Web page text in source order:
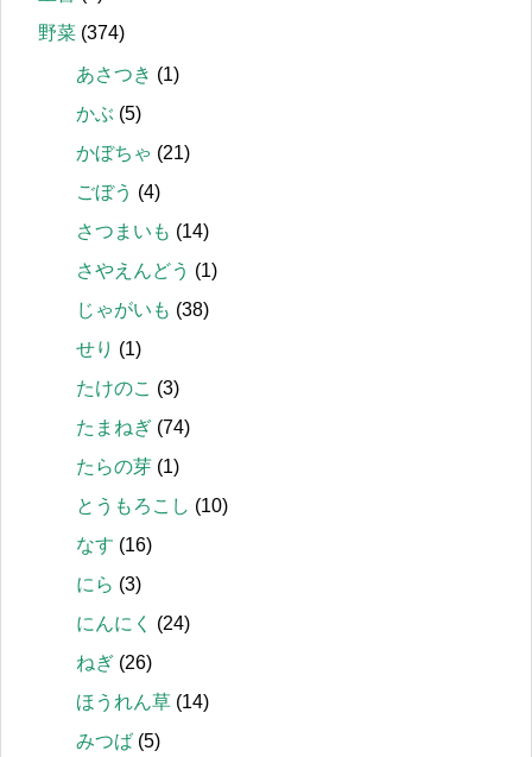
野菜 (374)
あさつき (1)
かぶ (5)
かぼちゃ (21)
ごぼう (4)
さつまいも (14)
さやえんどう (1)
じゃがいも (38)
せり (1)
たけのこ (3)
たまねぎ (74)
たらの芽 (1)
とうもろこし (10)
なす (16)
にら (3)
にんにく
(24)
ねぎ (26)
ほうれん草 (14)
みつば (5)